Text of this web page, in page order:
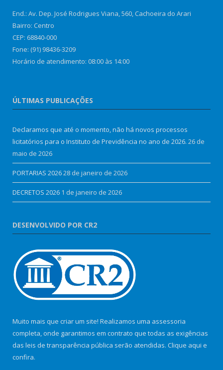
End.: Av. Dep. José Rodrigues Viana, 560, Cachoeira do Arari
Bairro: Centro
CEP: 68840-000
Fone: (91) 98436-3209
Horário de atendimento: 08:00 às 14:00
ÚLTIMAS PUBLICAÇÕES
Declaramos que até o momento, não há novos processos
licitatórios para o Instituto de Previdência no ano de 2026. 26 de
maio de 2026
PORTARIAS 202628 de janeiro de 2026
DECRETOS 2026 1 de janeiro de 2026
DESENVOLVIDO POR CR2
Muito mais que criar um site! Realizamos uma assessoria
completa, onde garantimos em contrato que todas as exigências
das leis de transparência pública serão atendidas. Clique aqui e
confira.